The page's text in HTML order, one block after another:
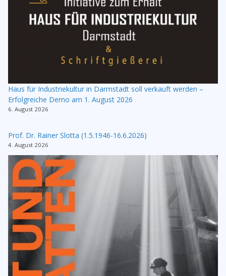
Haus für Industriekultur in Darmstadt soll verkauft werden –
Erfolgreiche Demo am 1. August 2026
6. August 2026
Prof. Dr. Rainer Slotta (1.5.1946-16.6.2026)
4. August 2026